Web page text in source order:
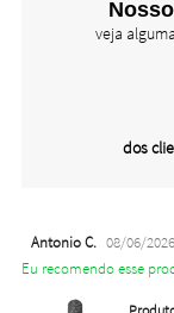
veja
dos
Antonio C. 08/06/2026
Eu recomendo esse